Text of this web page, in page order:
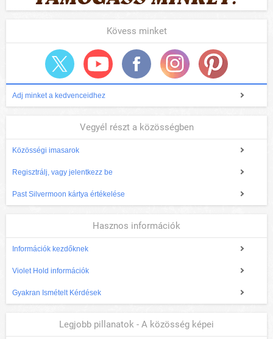
Kövess minket
Adj minket a kedvenceidhez
Vegyél részt a közösségben
Közösségi imasarok
Regisztrálj, vagy jelentkezz be
Past Silvermoon kártya értékelése
Hasznos információk
Információk kezdőknek
Violet Hold információk
Gyakran Ismételt Kérdések
Legjobb pillanatok - A közösség képei